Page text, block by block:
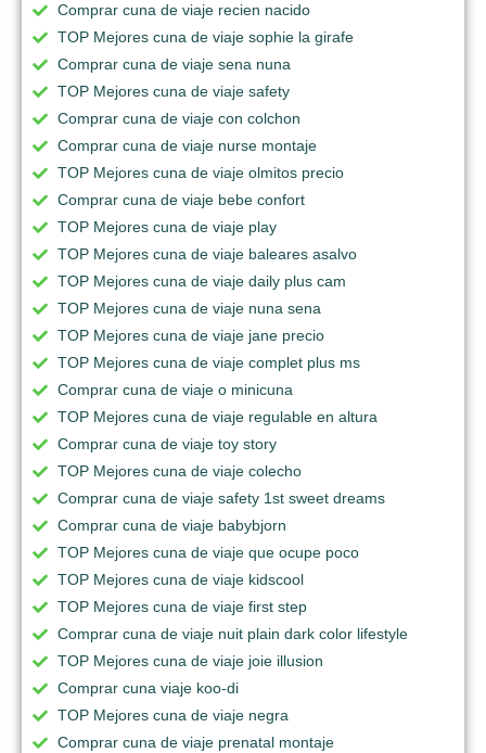
Comprar cuna de viaje recien nacido
TOP Mejores cuna de viaje sophie la girafe
Comprar cuna de viaje sena nuna
TOP Mejores cuna de viaje safety
Comprar cuna de viaje con colchon
Comprar cuna de viaje nurse montaje
TOP Mejores cuna de viaje olmitos precio
Comprar cuna de viaje bebe confort
TOP Mejores cuna de viaje play
TOP Mejores cuna de viaje baleares asalvo
TOP Mejores cuna de viaje daily plus cam
TOP Mejores cuna de viaje nuna sena
TOP Mejores cuna de viaje jane precio
TOP Mejores cuna de viaje complet plus ms
Comprar cuna de viaje o minicuna
TOP Mejores cuna de viaje regulable en altura
Comprar cuna de viaje toy story
TOP Mejores cuna de viaje colecho
Comprar cuna de viaje safety 1st sweet dreams
Comprar cuna de viaje babybjorn
TOP Mejores cuna de viaje que ocupe poco
TOP Mejores cuna de viaje kidscool
TOP Mejores cuna de viaje first step
Comprar cuna de viaje nuit plain dark color lifestyle
TOP Mejores cuna de viaje joie illusion
Comprar cuna viaje koo-di
TOP Mejores cuna de viaje negra
Comprar cuna de viaje prenatal montaje